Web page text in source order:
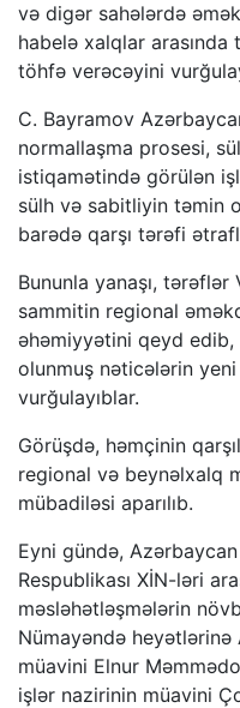
və digər sahələrdə
habelə xalqlar arasında
töhfə verəcəyini
C. Bayramov
normallaşma prosesi,
istiqamətində görülən
sülh və sabitliyin təmin
barədə qarşı tərəfi
Bununla yanaşı,
sammitin regional
əhəmiyyətini qeyd
olunmuş nəticələrin yeni
vurğulayıblar.
Görüşdə, həmçinin
regional və beynəlxalq
mübadiləsi aparılıb.
Eyni gündə,
Respublikası XİN-ləri
məsləhətləşmələrin
Nümayəndə
müavini Elnur
işlər nazirinin müavini